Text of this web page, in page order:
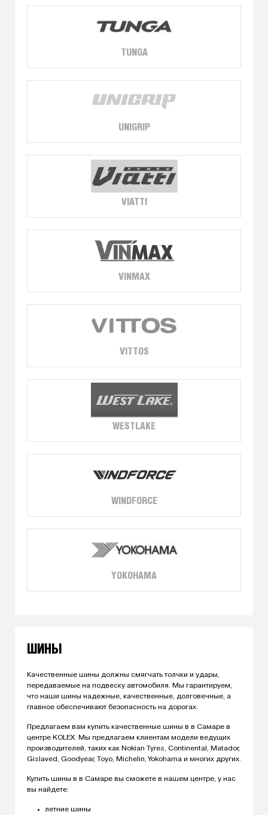
TUNGA
UNIGRIP
VIATTI
VINMAX
VITTOS
WESTLAKE
WINDFORCE
YOKOHAMA
ШИНЫ
Качественные шины должны смягчать толчки и удары,
передаваемые на подвеску автомобиля. Мы гарантируем,
что наши шины надежные, качественные, долговечные, а
главное обеспечивают безопасность на дорогах.
Предлагаем вам купить качественные шины в в Самаре в
центре KOLEX. Мы предлагаем клиентам модели ведущих
производителей, таких как Nokian Tyres, Continental, Matador,
Gislaved, Goodyear, Toyo, Michelin, Yokohama и многих других.
Купить шины в в Самаре вы сможете в нашем центре, у нас
вы найдете:
летние шины